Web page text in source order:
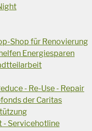
Shop für Renovierung
Energiesparen
- Re-Use - Repair
der Caritas
- Servicehotline